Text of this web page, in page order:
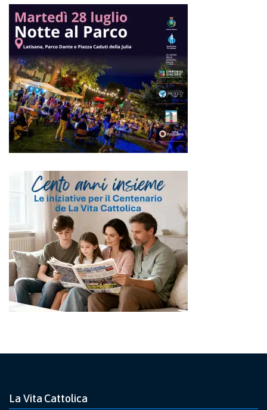
La Vita Cattolica